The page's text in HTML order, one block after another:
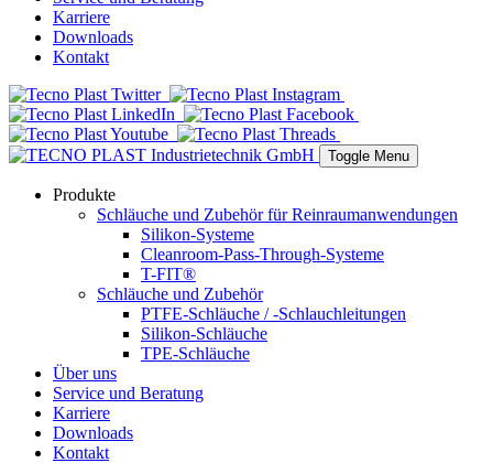
Karriere
Downloads
Kontakt
Toggle Menu
Produkte
Schläuche und Zubehör für Reinraumanwendungen
Silikon-Systeme
Cleanroom-Pass-Through-Systeme
T-FIT®
Schläuche und Zubehör
PTFE-Schläuche / -Schlauchleitungen
Silikon-Schläuche
TPE-Schläuche
Über uns
Service und Beratung
Karriere
Downloads
Kontakt